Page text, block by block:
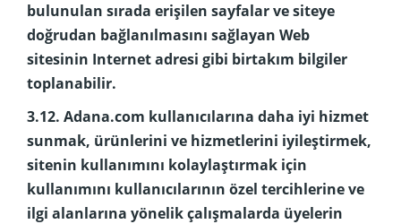
bulunulan sırada erişilen sayfalar ve siteye
doğrudan bağlanılmasını sağlayan Web
sitesinin Internet adresi gibi birtakım bilgiler
toplanabilir.
3.12. Adana.com kullanıcılarına daha iyi hizmet
sunmak, ürünlerini ve hizmetlerini iyileştirmek,
sitenin kullanımını kolaylaştırmak için
kullanımını kullanıcılarının özel tercihlerine ve
ilgi alanlarına yönelik çalışmalarda üyelerin